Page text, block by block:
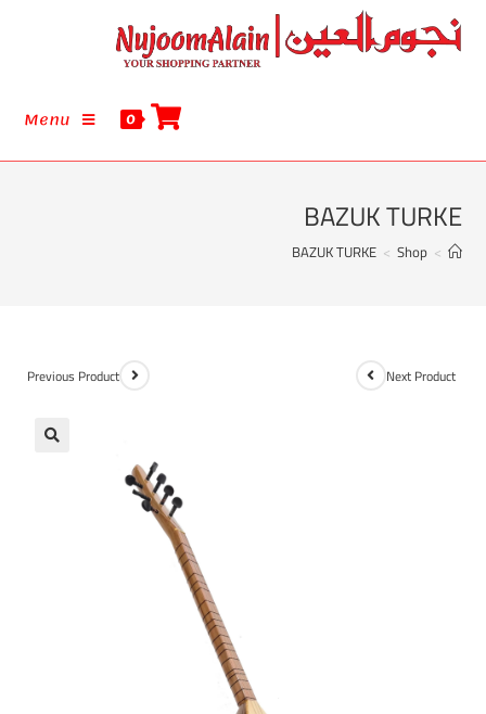
0
Menu
BAZUK TURKE
>
Shop
>
BAZUK TURKE
Previous Product Next Product